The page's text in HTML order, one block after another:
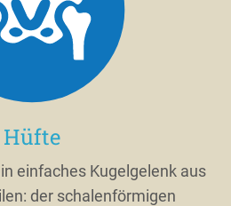
Hüfte
einfaches Kugelgelenk aus
der schalenförmigen